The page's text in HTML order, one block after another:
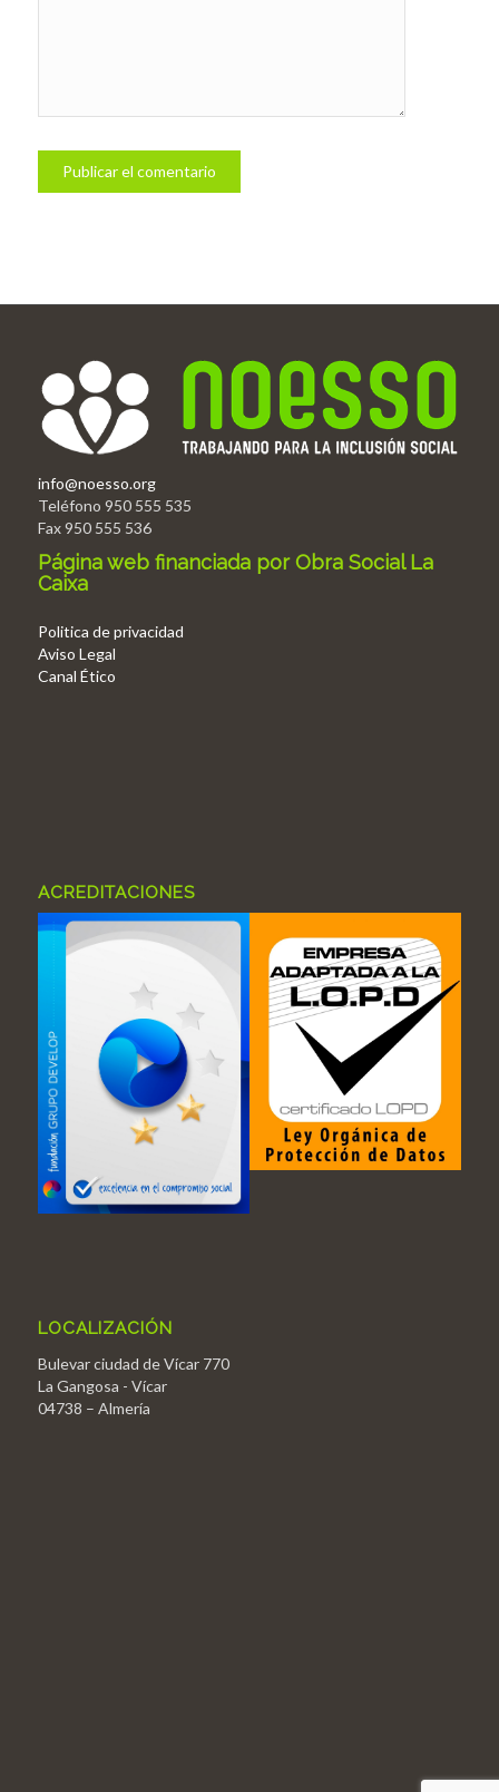
info@noesso.org
Teléfono 950 555 535
Fax 950 555 536
Página web financiada por Obra Social La
Caixa
Politica de privacidad
Aviso Legal
Canal Ético
ACREDITACIONES
LOCALIZACIÓN
Bulevar ciudad de Vícar 770
La Gangosa - Vícar
04738 – Almería